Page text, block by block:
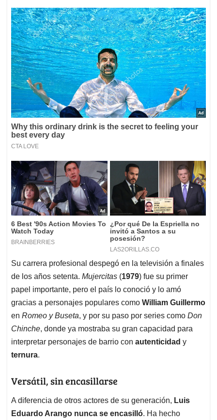
Su carrera profesional despegó en la televisión a finales
de los años setenta. Mujercitas (1979) fue su primer
papel importante, pero el país lo conoció y lo amó
gracias a personajes populares como William Guillermo
en Romeo y Buseta, y por su paso por series como Don
Chinche, donde ya mostraba su gran capacidad para
interpretar personajes de barrio con autenticidad y
ternura.
Versátil, sin encasillarse
A diferencia de otros actores de su generación, Luis
Eduardo Arango nunca se encasilló. Ha hecho